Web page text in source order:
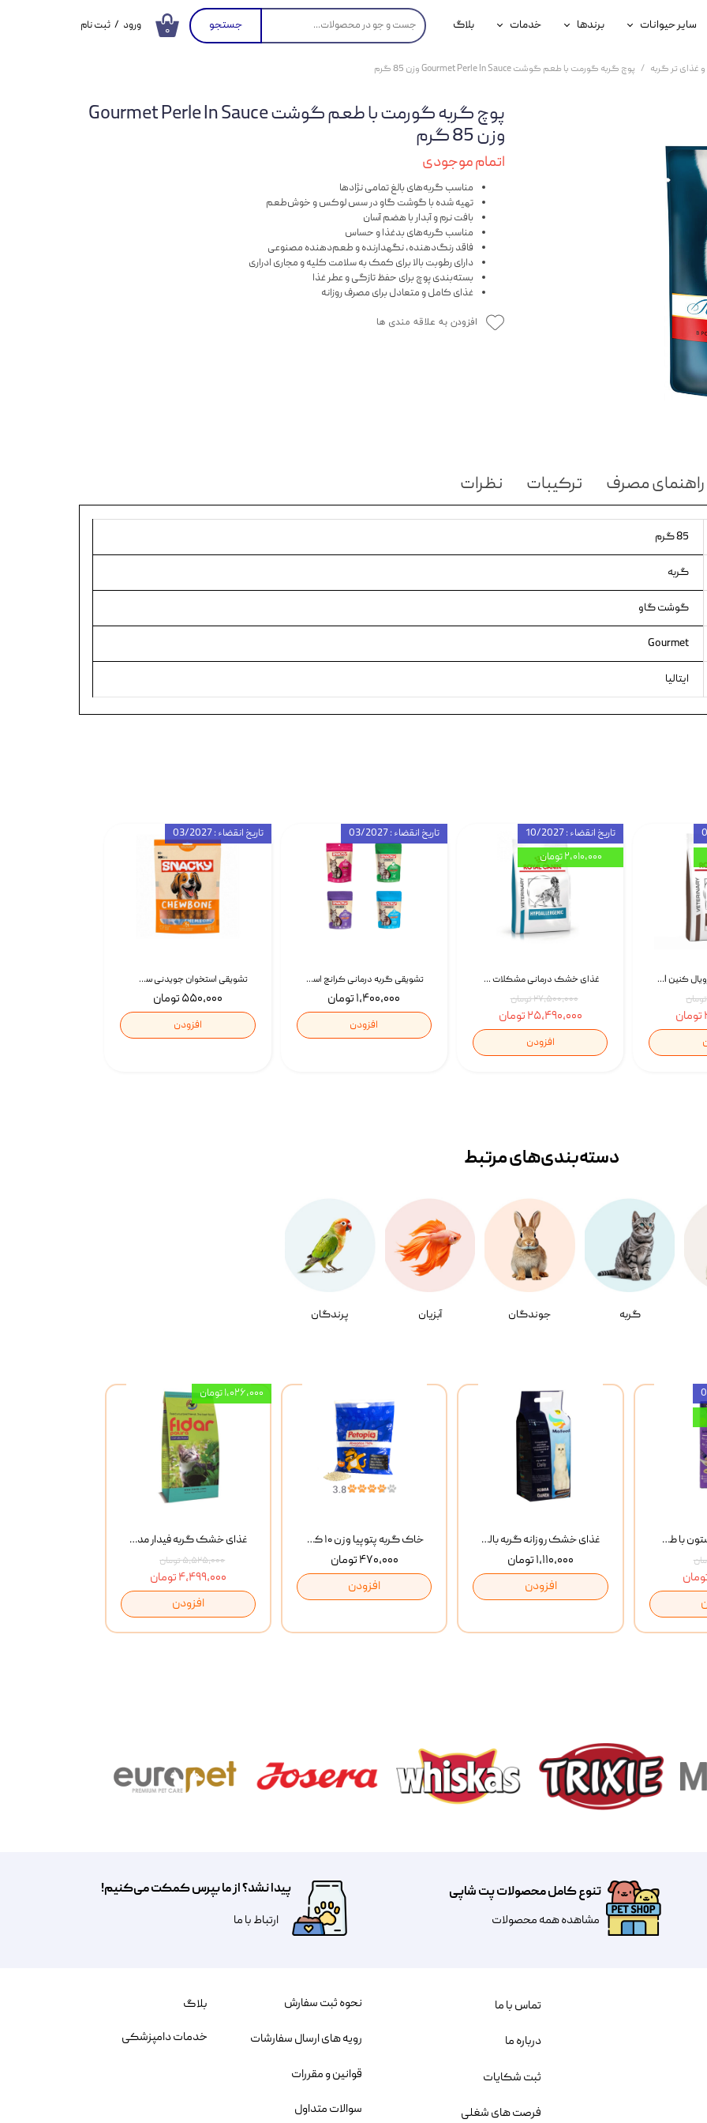
۰ جستجو
سگ
سایر حیوانات
محصولات پرندگان
برندها
جوسرا
خدمات
خدمات آنلاین دامپزشکی
بلاگ ورود / ثبت نام
سفارشات
غذای تر گربه پوچ گربه گورمت با طعم گوشت Gourmet Perle In Sauce وزن 85 گرم
پوچ گربه گورمت با طعم گوشت Gourmet Perle In Sauce
وزن 85 گرم
اتمام موجودی
مناسب گربه‌های بالغ تمامی نژادها
تهیه شده با گوشت گاو در سس لوکس و خوش‌طعم
بافت نرم و آبدار با هضم آسان
مناسب گربه‌های بدغذا و حساس
فاقد رنگ‌دهنده، نگهدارنده و طعم‌دهنده مصنوعی
دارای رطوبت بالا برای کمک به سلامت کلیه و مجاری ادراری
بسته‌بندی پوچ برای حفظ تازگی و عطر غذا
غذای کامل و متعادل برای مصرف روزانه
افزودن به علاقه مندی ها
راهنمای مصرف ترکیبات نظرات
85 گرم
گربه
گوشت گاو
Gourmet
ایتالیا
تشویقی استخوان جویدنی سگ اسنکی کرانچی با طعم مرغ Snacky Crunchy Munchy وزن 100 گرم
۵۵۰,۰۰۰ تومان
افزودن
تاریخ انقضاء : 03/2027
تشویقی گربه درمانی کرانچ اسنکی با طعم میکس Snacky Crunch Cat Treats وزن 60 گرم بسته 4 عددی
۱,۴۰۰,۰۰۰ تومان
افزودن
تاریخ انقضاء : 03/2027
غذای خشک درمانی مشکلات گوارشی سگ رویال کنین Royal Canin Hypoallergenic وزن 7 کیلوگرم | پت استوک
۲۷,۵۰۰,۰۰۰ تومان
۲۵,۴۹۰,۰۰۰ تومان
افزودن
تاریخ انقضاء : 10/2027
۲,۰۱۰,۰۰۰ تومان
غذای خشک سگ رویال کنین Royal Canin Gastrointestinal وزن 7.5 کیلوگرم | پت استوک
گربه جوندگان آبزیان پرندگان
دسته‌بندی‌‌های مرتبط
غذای خشک گربه فیدار مدل Adult وزن 10 کیلوگرم
۵,۵۲۵,۰۰۰ تومان
۴,۴۹۹,۰۰۰ تومان
افزودن
۱,۰۲۶,۰۰۰ تومان
خاک گربه پتوپیا وزن ۱۰ کیلوگرم
۴۷۰,۰۰۰ تومان
افزودن
غذای خشک روزانه گربه بالغ مفید MoFeed Adult Daily Cat Food وزن 2 کیلوگرم
۱,۱۱۰,۰۰۰ تومان
افزودن
بستنی گربه وینستون با طعم مرغ و ماهی Winstone Chicken & Fish بسته 8 عددی
تنوع کامل محصولات پت شاپی
مشاهده همه محصولات
پیدا نشد؟ از ما بپرس کمکت می‌کنیم!
​​​ارتباط با ما
نحوه ثبت سفارش
رویه های ارسال سفارشات
قوانین و مقررات
سوالات متداول
تماس با ما
درباره ما
ثبت شکایات
فرصت های شغلی
بلاگ
خدمات دامپزشکی